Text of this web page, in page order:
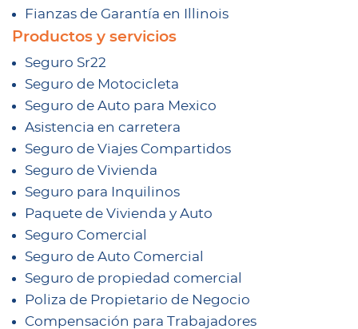
Fianzas de Garantía en Illinois
Productos y servicios
Seguro Sr22
Seguro de Motocicleta
Seguro de Auto para Mexico
Asistencia en carretera
Seguro de Viajes Compartidos
Seguro de Vivienda
Seguro para Inquilinos
Paquete de Vivienda y Auto
Seguro Comercial
Seguro de Auto Comercial
Seguro de propiedad comercial
Poliza de Propietario de Negocio
Compensación para Trabajadores